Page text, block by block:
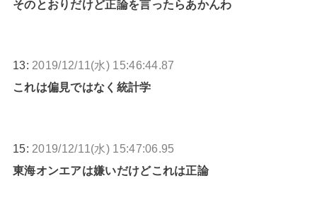
そのとおりだけど正論を言ったらあかんわ
13: 2019/12/11(水) 15:46:44.87
これは偏見ではなく統計学
15: 2019/12/11(水) 15:47:06.95
東海オンエアは嫌いだけどこれは正論